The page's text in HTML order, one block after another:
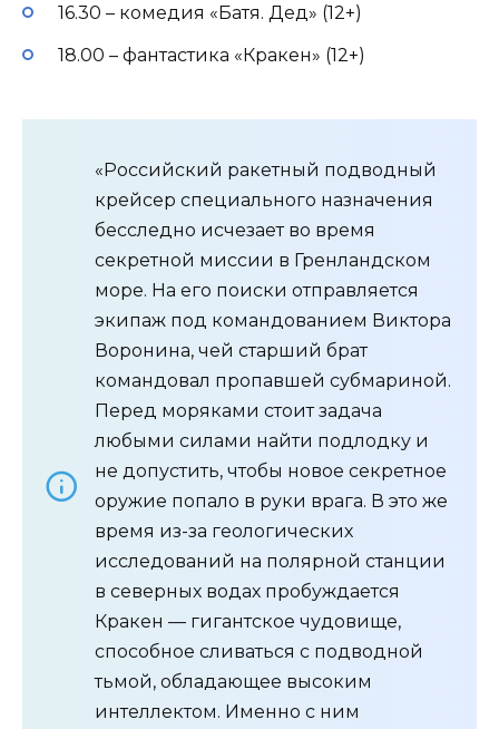
16.30 – комедия «Батя. Дед» (12+)
18.00 – фантастика «Кракен» (12+)
«Российский ракетный подводный
крейсер специального назначения
бесследно исчезает во время
секретной миссии в Гренландском
море. На его поиски отправляется
экипаж под командованием Виктора
Воронина, чей старший брат
командовал пропавшей субмариной.
Перед моряками стоит задача
любыми силами найти подлодку и
не допустить, чтобы новое секретное
оружие попало в руки врага. В это же
время из-за геологических
исследований на полярной станции
в северных водах пробуждается
Кракен — гигантское чудовище,
способное сливаться с подводной
тьмой, обладающее высоким
интеллектом. Именно с ним